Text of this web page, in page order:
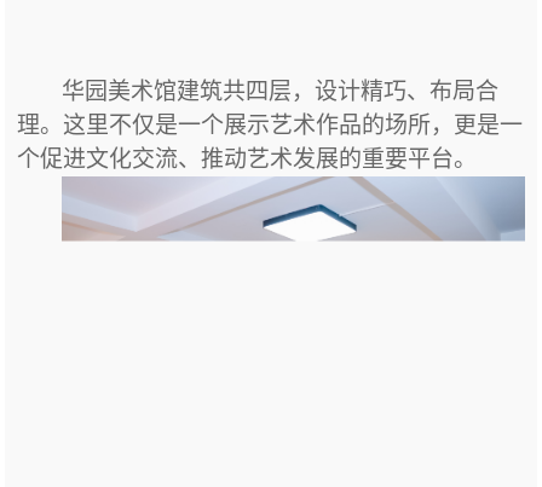
华园美术馆建筑共四层，设计精巧、布局合
理。这里不仅是一个展示艺术作品的场所，更是一
个促进文化交流、推动艺术发展的重要平台。